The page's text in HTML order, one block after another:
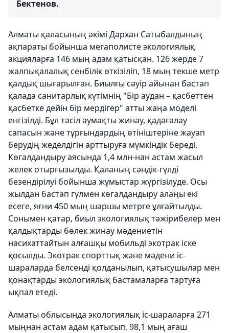
Бектенов.
Алматы қаласының әкімі Дархан Сатыбалдының
ақпараты бойынша мегаполисте экологиялық
акцияларға 146 мың адам қатысқан. 126 жерде 7
жалпықалалық сенбілік өткізіліп, 18 мың текше метр
қалдық шығарылған. Биылғы сәуір айынан бастап
қалада санитарлық күтімнің "Бір аудан – қасбеттен
қасбетке дейін бір мердігер" атты жаңа моделі
енгізілді. Бұл тәсіл аумақты жинау, қадағалау
сапасын және тұрғындардың өтініштеріне жауап
берудің жеделдігін арттыруға мүмкіндік береді.
Көгалдандыру аясында 1,4 млн-нан астам жасыл
желек отырғызылды. Қаланың сәндік-гүлді
безендірілуі бойынша жұмыстар жүргізілуде. Осы
жылдан бастап гүлмен көгалдандыру алаңы екі
есеге, яғни 450 мың шаршы метрге ұлғайтылды.
Сонымен қатар, биыл экологиялық тәжірибелер мен
қалдықтарды бөлек жинау мәдениетін
насихаттайтын алғашқы мобильді экотрак іске
қосылды. Экотрак спорттық және мәдени іс-
шараларда белсенді қолданылып, қатысушылар мен
қонақтарды экологиялық бастамаларға тартуға
ықпал етеді.
Алматы облысында экологиялық іс-шараларға 271
мыңнан астам адам қатысып, 98,1 мың ағаш